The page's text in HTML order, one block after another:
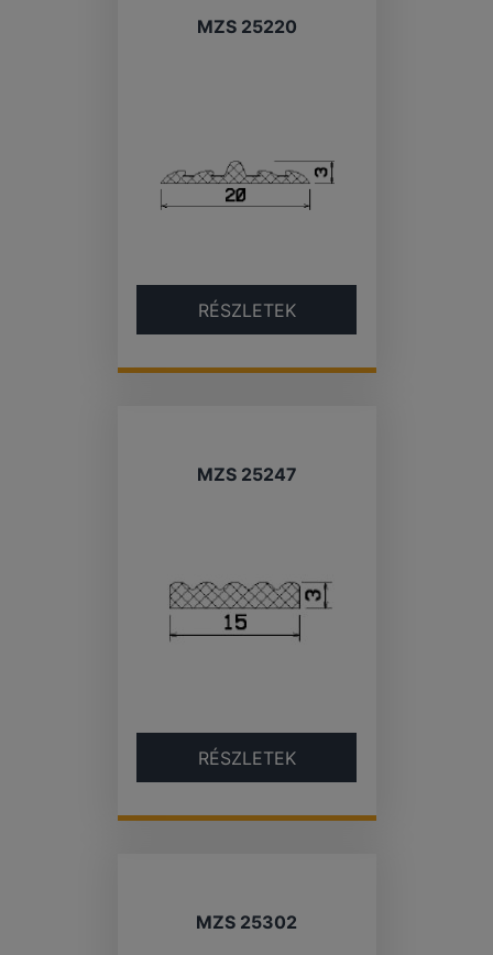
MZS 25220
RÉSZLETEK
MZS 25247
RÉSZLETEK
MZS 25302